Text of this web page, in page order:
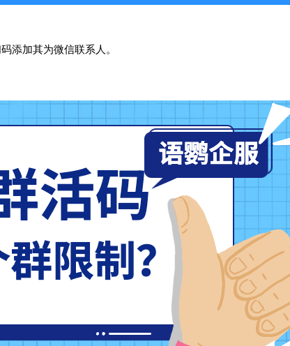
添加其为微信联系人。